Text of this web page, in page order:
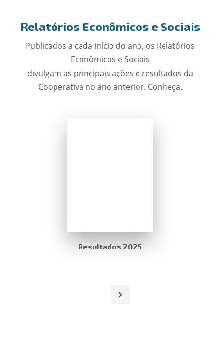
Relatórios Econômicos e Sociais
Publicados a cada início do ano, os Relatórios
Econômicos e Sociais
divulgam as principais ações e resultados da
Cooperativa no ano anterior. Conheça.
Resultados 2025